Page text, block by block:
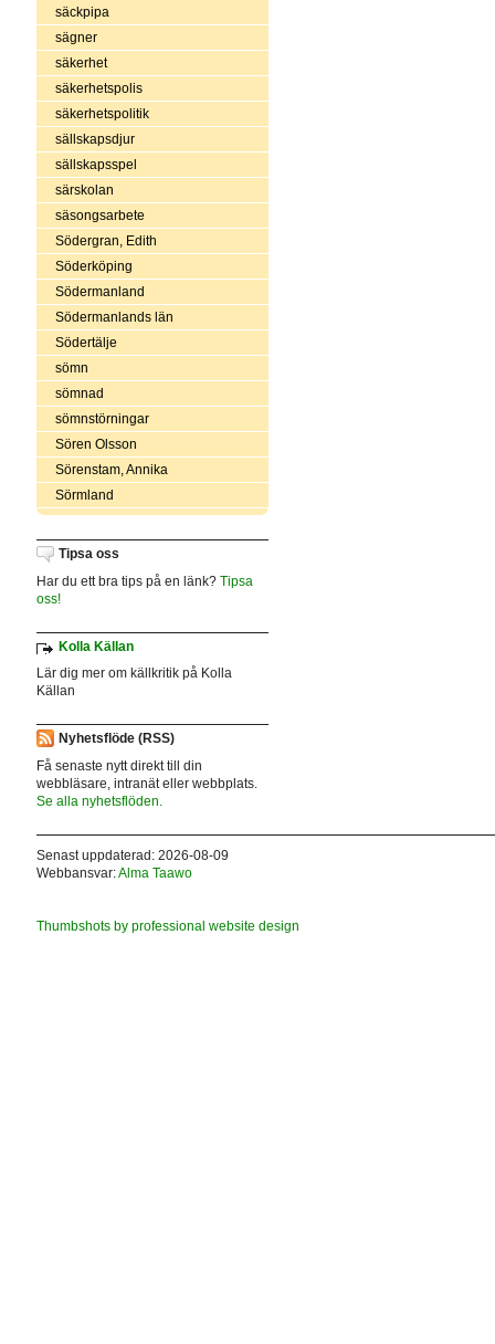
säckpipa
sägner
säkerhet
säkerhetspolis
säkerhetspolitik
sällskapsdjur
sällskapsspel
särskolan
säsongsarbete
Södergran, Edith
Söderköping
Södermanland
Södermanlands län
Södertälje
sömn
sömnad
sömnstörningar
Sören Olsson
Sörenstam, Annika
Sörmland
Tipsa oss
Har du ett bra tips på en länk? Tipsa
oss!
Kolla Källan
Lär dig mer om källkritik på Kolla
Källan
Nyhetsflöde (RSS)
Få senaste nytt direkt till din
webbläsare, intranät eller webbplats.
Se alla nyhetsflöden.
Senast uppdaterad: 2026-08-09
Webbansvar:Alma Taawo
Thumbshots by professional website design